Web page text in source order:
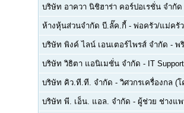
บริษัท อาควา นิชิฮาร่า คอร์ปอเรชั่น จำกัด
ห้างหุ้นส่วนจำกัด บี.ลั๊ค.กี้ - พ่อครัว/แม่ครัว
บริษัท พิงค์ ไลน์ เอนเตอร์ไพรส์ จำกัด - พ
บริษัท วิธิตา แอนิเมชั่น จำกัด - IT Support
บริษัท คิว.ที.ที. จำกัด - วิศวกรเครื่องกล (โ
บริษัท พี. เอ็น. แอล. จำกัด - ผู้ช่วย ช่างแ